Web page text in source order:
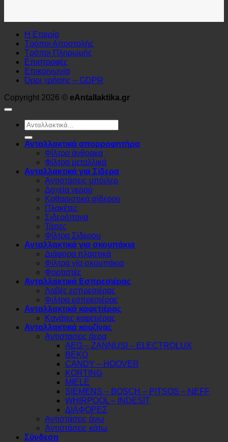
Η Εταιρία
Τρόποι Αποστολής
Τρόποι Πληρωμής
Επιστροφές
Επικοινωνία
Όροι χρήσης – GDPR
Copyright 2026 © eAntallaktika.gr
Αναζήτηση
για:
Ανταλλακτικά απορροφητήρα
Φίλτρα άνθρακα
Φίλτρα μεταλλικά
Ανταλλακτικά για Σίδερα
Αντιστάσεις μπόιλερ
Δοχεία νερού
Καθαριστικά σίδερου
Πλακέτες
Σιδερόπανα
Τάπες
Φίλτρα Σίδερου
Ανταλλακτικά για σκουπάκια
Διάφορα πλαστικά
Φίλτρα γία σκουπάκια
Φορτιστές
Ανταλλακτικά Εσπρεσιέρας
Λαβές εσπρεσιέρας
Φιλτρα εσπρεσιέρας
Ανταλλακτικά καφετιέρας
Κανάτες καφετιέρας
Ανταλλακτικά κουζίνας
Αντιστασεις άερα
AEG – ZANNUSI – ELECTROLUX
BEKO
CANDY – HOOVER
KORTING
MIELE
SIEMENS – BOSCH – PITSOS – NEFF
WHIRPOOL – INDESIT
ΔΙΑΦΟΡΕΣ
Αντιστάσεις άνω
Αντιστάσεις κάτω
Σύνδεση